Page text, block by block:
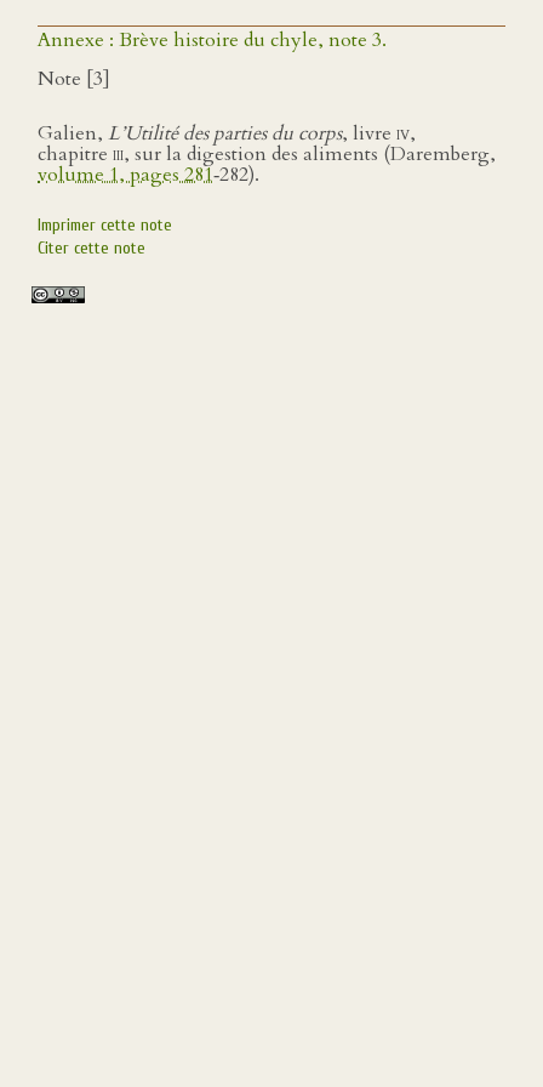
Annexe : Brève histoire du chyle, note 3.
Note [3]
Galien, L’Utilité des parties du corps, livre iv,
chapitre iii, sur la digestion des aliments (Daremberg,
volume 1, pages 281‑282).
Imprimer cette note
Citer cette note